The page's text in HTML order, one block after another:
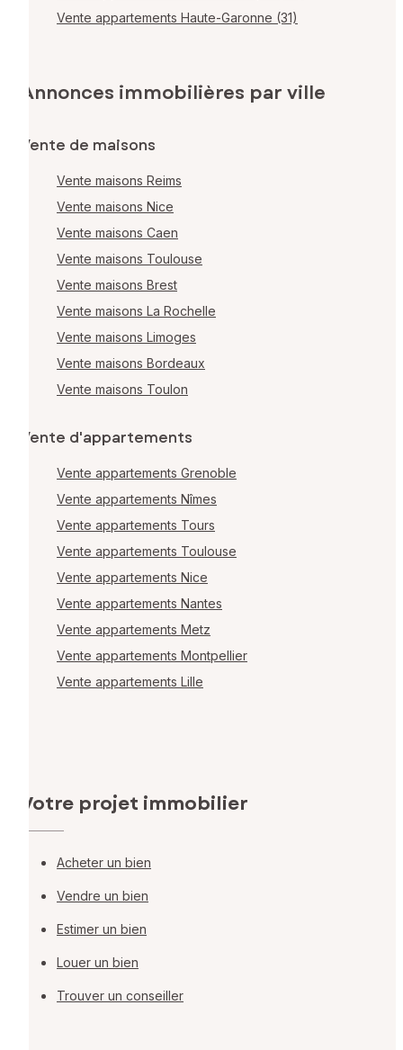
Vente appartements Haute-Garonne (31)
Annonces immobilières par ville
Vente de maisons
Vente maisons Reims
Vente maisons Nice
Vente maisons Caen
Vente maisons Toulouse
Vente maisons Brest
Vente maisons La Rochelle
Vente maisons Limoges
Vente maisons Bordeaux
Vente maisons Toulon
Vente d'appartements
Vente appartements Grenoble
Vente appartements Nîmes
Vente appartements Tours
Vente appartements Toulouse
Vente appartements Nice
Vente appartements Nantes
Vente appartements Metz
Vente appartements Montpellier
Vente appartements Lille
Votre projet immobilier
Acheter un bien
Vendre un bien
Estimer un bien
Louer un bien
Trouver un conseiller